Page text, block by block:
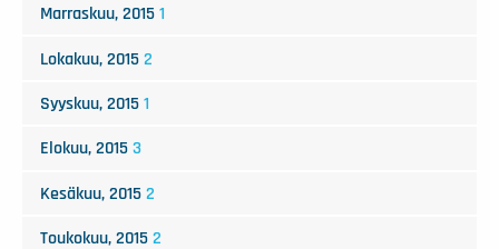
Marraskuu, 2015 1
Lokakuu, 2015 2
Syyskuu, 2015 1
Elokuu, 2015 3
Kesäkuu, 2015 2
Toukokuu, 2015 2